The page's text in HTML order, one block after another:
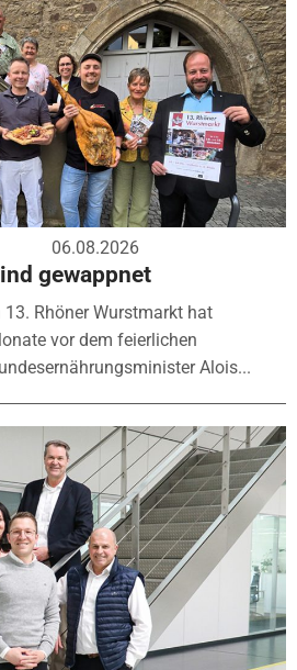
06.08.2026
gewappnet
Rhöner Wurstmarkt hat
vor dem feierlichen
Alois...